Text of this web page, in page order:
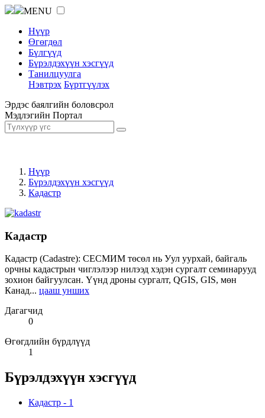
MENU
Нүүр
Өгөгдөл
Бүлгүүд
Бүрэлдэхүүн хэсгүүд
Танилцуулга
Нэвтрэх Бүртгүүлэх
Эрдэс баялгийн боловсрол
Мэдлэгийн Портал
Нүүр
Бүрэлдэхүүн хэсгүүд
Кадастр
Кадастр
Кадастр (Cadastre): СЕСМИМ төсөл нь Уул уурхай, байгаль
орчны кадастрын чиглэлээр нилээд хэдэн сургалт семинарууд
зохион байгуулсан. Үүнд дроны сургалт, QGIS, GIS, мөн
Канад... цааш унших
Дагагчид
0
Өгөгдлийн бүрдлүүд
1
Бүрэлдэхүүн хэсгүүд
Кадастр - 1